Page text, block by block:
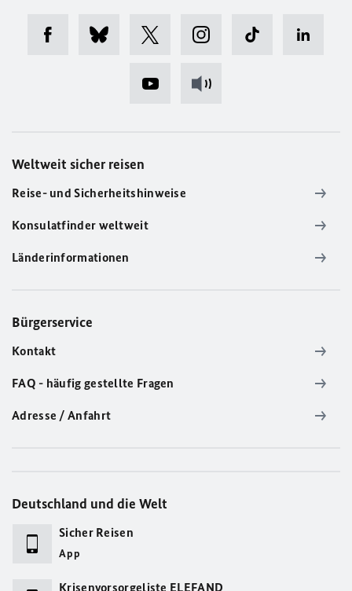
Weltweit sicher reisen
Reise- und Sicherheitshinweise
Konsulatfinder weltweit
Länderinformationen
Bürgerservice
Kontakt
FAQ - häufig gestellte Fragen
Adresse / Anfahrt
Deutschland und die Welt
Sicher Reisen
App
Krisenvorsorgeliste ELEFAND